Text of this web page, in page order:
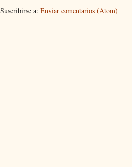
Suscribirse a: Enviar comentarios (Atom)